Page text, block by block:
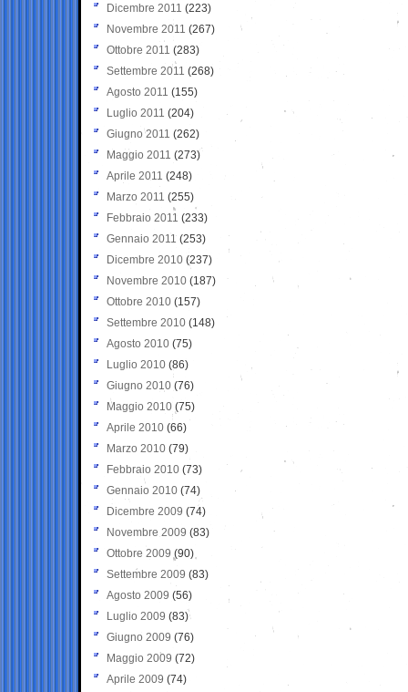
Dicembre 2011 (223)
Novembre 2011 (267)
Ottobre 2011 (283)
Settembre 2011 (268)
Agosto 2011 (155)
Luglio 2011 (204)
Giugno 2011 (262)
Maggio 2011 (273)
Aprile 2011 (248)
Marzo 2011 (255)
Febbraio 2011 (233)
Gennaio 2011 (253)
Dicembre 2010 (237)
Novembre 2010 (187)
Ottobre 2010 (157)
Settembre 2010 (148)
Agosto 2010 (75)
Luglio 2010 (86)
Giugno 2010 (76)
Maggio 2010 (75)
Aprile 2010 (66)
Marzo 2010 (79)
Febbraio 2010 (73)
Gennaio 2010 (74)
Dicembre 2009 (74)
Novembre 2009 (83)
Ottobre 2009 (90)
Settembre 2009 (83)
Agosto 2009 (56)
Luglio 2009 (83)
Giugno 2009 (76)
Maggio 2009 (72)
Aprile 2009 (74)